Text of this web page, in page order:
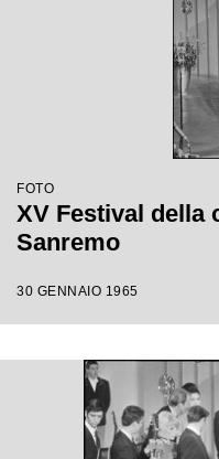
FOTO
XV Festival della
Sanremo
30 GENNAIO 1965